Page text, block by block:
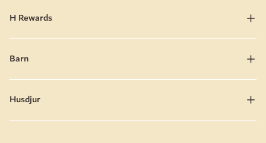
H Rewards
Barn
Husdjur